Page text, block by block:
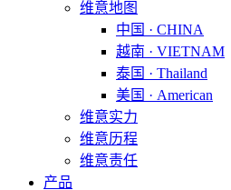
维意地图
中国 · CHINA
越南 · VIETNAM
泰国 · Thailand
美国 · American
维意实力
维意历程
维意责任
产品